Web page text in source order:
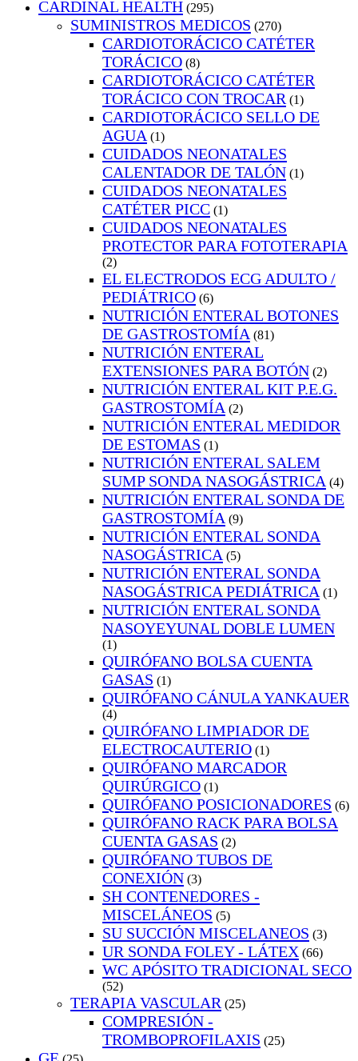
CARDINAL HEALTH (295)
SUMINISTROS MEDICOS (270)
CARDIOTORÁCICO CATÉTER
TORÁCICO (8)
CARDIOTORÁCICO CATÉTER
TORÁCICO CON TROCAR (1)
CARDIOTORÁCICO SELLO DE
AGUA (1)
CUIDADOS NEONATALES
CALENTADOR DE TALÓN (1)
CUIDADOS NEONATALES
CATÉTER PICC (1)
CUIDADOS NEONATALES
PROTECTOR PARA FOTOTERAPIA
(2)
EL ELECTRODOS ECG ADULTO /
PEDIÁTRICO (6)
NUTRICIÓN ENTERAL BOTONES
DE GASTROSTOMÍA (81)
NUTRICIÓN ENTERAL
EXTENSIONES PARA BOTÓN (2)
NUTRICIÓN ENTERAL KIT P.E.G.
GASTROSTOMÍA (2)
NUTRICIÓN ENTERAL MEDIDOR
DE ESTOMAS (1)
NUTRICIÓN ENTERAL SALEM
SUMP SONDA NASOGÁSTRICA (4)
NUTRICIÓN ENTERAL SONDA DE
GASTROSTOMÍA (9)
NUTRICIÓN ENTERAL SONDA
NASOGÁSTRICA (5)
NUTRICIÓN ENTERAL SONDA
NASOGÁSTRICA PEDIÁTRICA (1)
NUTRICIÓN ENTERAL SONDA
NASOYEYUNAL DOBLE LUMEN
(1)
QUIRÓFANO BOLSA CUENTA
GASAS (1)
QUIRÓFANO CÁNULA YANKAUER
(4)
QUIRÓFANO LIMPIADOR DE
ELECTROCAUTERIO (1)
QUIRÓFANO MARCADOR
QUIRÚRGICO (1)
QUIRÓFANO POSICIONADORES (6)
QUIRÓFANO RACK PARA BOLSA
CUENTA GASAS (2)
QUIRÓFANO TUBOS DE
CONEXIÓN (3)
SH CONTENEDORES -
MISCELÁNEOS (5)
SU SUCCIÓN MISCELANEOS (3)
UR SONDA FOLEY - LÁTEX (66)
WC APÓSITO TRADICIONAL SECO
(52)
TERAPIA VASCULAR (25)
COMPRESIÓN -
TROMBOPROFILAXIS (25)